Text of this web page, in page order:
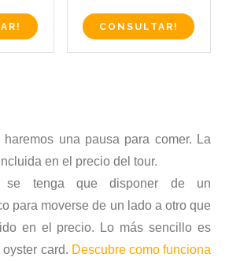
CONSULTAR!
una pausa para comer. La
en el precio del tour.
se tenga que disponer de un
para moverse de un lado a otro que
en el precio. Lo más sencillo es
card. Descubre como funciona